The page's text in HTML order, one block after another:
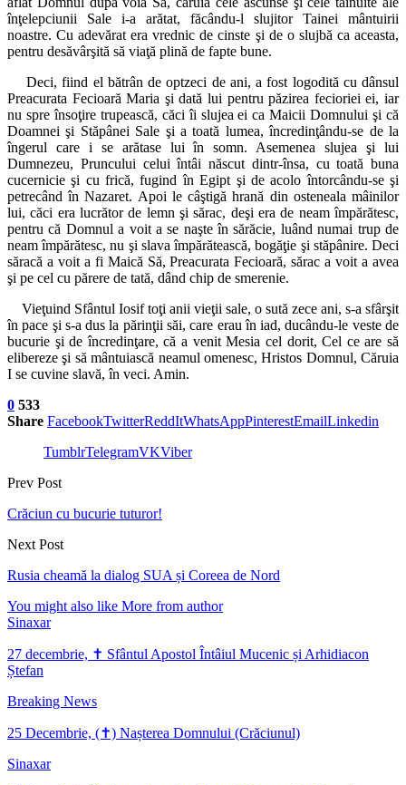
înţelepciunii Sale i-a arătat, făcându-l slujitor Tainei mântuirii
noastre. Cu adevărat era vrednic de cinste şi de o slujbă ca aceasta,
pentru desăvârşită să viaţă plină de fapte bune.
Deci, fiind el bătrân de optzeci de ani, a fost logodită cu dânsul
Preacurata Fecioară Maria şi dată lui pentru păzirea fecioriei ei, iar
nu spre însoţire trupească, căci îi slujea ei ca Maicii Domnului şi că
Doamnei şi Stăpânei Sale şi a toată lumea, încredinţându-se de la
îngerul care i se arătase lui în somn. Asemenea slujea şi lui
Dumnezeu, Pruncului celui întâi născut dintr-însa, cu toată buna
cucernicie şi cu frică, fugind în Egipt şi de acolo întorcându-se şi
petrecând în Nazaret. Apoi le câştigă hrană din osteneala mâinilor
lui, căci era lucrător de lemn şi sărac, deşi era de neam împărătesc,
pentru că Domnul a voit a se naşte în sărăcie, luând numai trup de
neam împărătesc, nu şi slava împărătească, bogăţie şi stăpânire. Deci
săracă a voit a fi Maică Să, Preacurata Fecioară, sărac a voit a avea
şi pe cel cu părere de tată, dând chip de smerenie.
Vieţuind Sfântul Iosif toţi anii vieţii sale, o sută zece ani, s-a sfârşit
în pace şi s-a dus la părinţii săi, care erau în iad, ducându-le veste de
bucurie şi de încredinţare, că a venit Mesia cel dorit, Cel ce are să
elibereze şi să mântuiască neamul omenesc, Hristos Domnul, Căruia
I se cuvine slavă, în veci. Amin.
0 533
Share FacebookTwitterReddItWhatsAppPinterestEmailLinkedin
TumblrTelegramVKViber
Prev Post
Crăciun cu bucurie tuturor!
Next Post
Rusia cheamă la dialog SUA și Coreea de Nord
You might also like More from author
Sinaxar
27 decembrie, ✝ Sfântul Apostol Întâiul Mucenic și Arhidiacon
Ștefan
Breaking News
25 Decembrie, (✝) Nașterea Domnului (Crăciunul)
Sinaxar